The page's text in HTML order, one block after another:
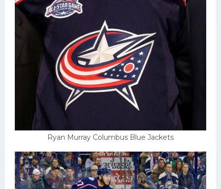
Ryan Murray Columbus Blue Jackets